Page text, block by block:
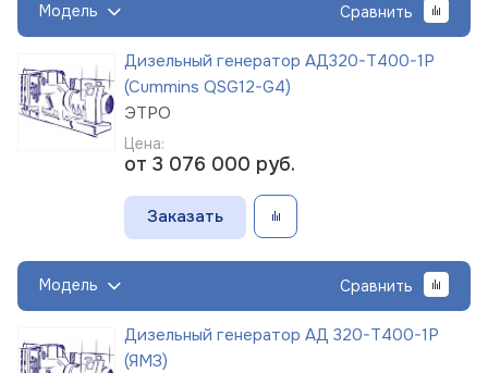
Модель Сравнить
Дизельный генератор АД320-Т400-1Р
(Cummins QSG12-G4)
ЭТРО
Цена:
от 3 076 000 руб.
Заказать
Модель Сравнить
Дизельный генератор АД 320-Т400-1Р
(ЯМЗ)